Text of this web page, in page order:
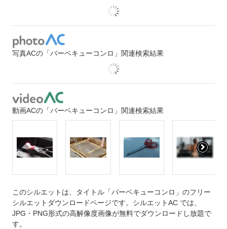
写真ACの「バーベキューコンロ」関連検索結果
動画ACの「バーベキューコンロ」関連検索結果
このシルエットは、タイトル「バーベキューコンロ」のフリー
シルエットダウンロードページです。シルエットAC では、
JPG・PNG形式の高解像度画像が無料でダウンロードし放題で
す。